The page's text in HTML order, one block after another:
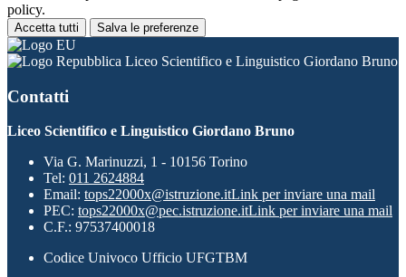
policy.
Accetta tutti Salva le preferenze
Liceo Scientifico e Linguistico Giordano Bruno
Contatti
Liceo Scientifico e Linguistico Giordano Bruno
Via G. Marinuzzi, 1 - 10156 Torino
Tel: 011 2624884
Email: tops22000x@istruzione.itLink per inviare una mail
PEC: tops22000x@pec.istruzione.itLink per inviare una mail
C.F.: 97537400018
Codice Univoco Ufficio UFGTBM